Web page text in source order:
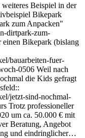
Beispiel in der
Bikepark
zum Anpacken"
dirtpark-zum-
einen Bikepark (bislang
bauarbeiten-fuer-
0506 Weil nach
die Kids gefragt
jetzt-sind-nochmal-
Trotz professioneller
um ca. 50.000 € mit
Beratung, Angebot
und eindringlicher…